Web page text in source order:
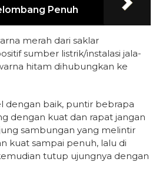
Penuh
merah dari saklar
sumber listrik/instalasi jala-
hitam dihubungkan ke
dengan baik, puntir bebrapa
dengan kuat dan rapat jangan
sambungan yang melintir
kuat sampai penuh, lalu di
tutup ujungnya dengan